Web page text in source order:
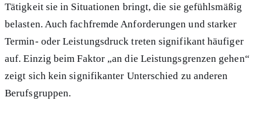
Tätigkeit sie in Situationen bringt, die sie gefühlsmäßig
belasten. Auch fachfremde Anforderungen und starker
Termin- oder Leistungsdruck treten signifikant häufiger
auf. Einzig beim Faktor „an die Leistungsgrenzen gehen“
zeigt sich kein signifikanter Unterschied zu anderen
Berufsgruppen.